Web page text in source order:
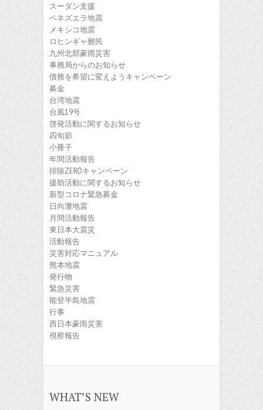
スーダン支援
ベネズエラ地震
メキシコ地震
ロヒンギャ難民
九州北部豪雨災害
事務局からのお知らせ
債務を希望に変えようキャンペーン
募金
台湾地震
台風19号
啓発活動に関するお知らせ
四旬節
小冊子
年間活動報告
排除ZEROキャンペーン
援助活動に関するお知らせ
新型コロナ緊急募金
日向灘地震
月間活動報告
東日本大震災
活動報告
災害対応マニュアル
熊本地震
発行物
緊急災害
能登半島地震
行事
西日本豪雨災害
視察報告
WHAT’S NEW